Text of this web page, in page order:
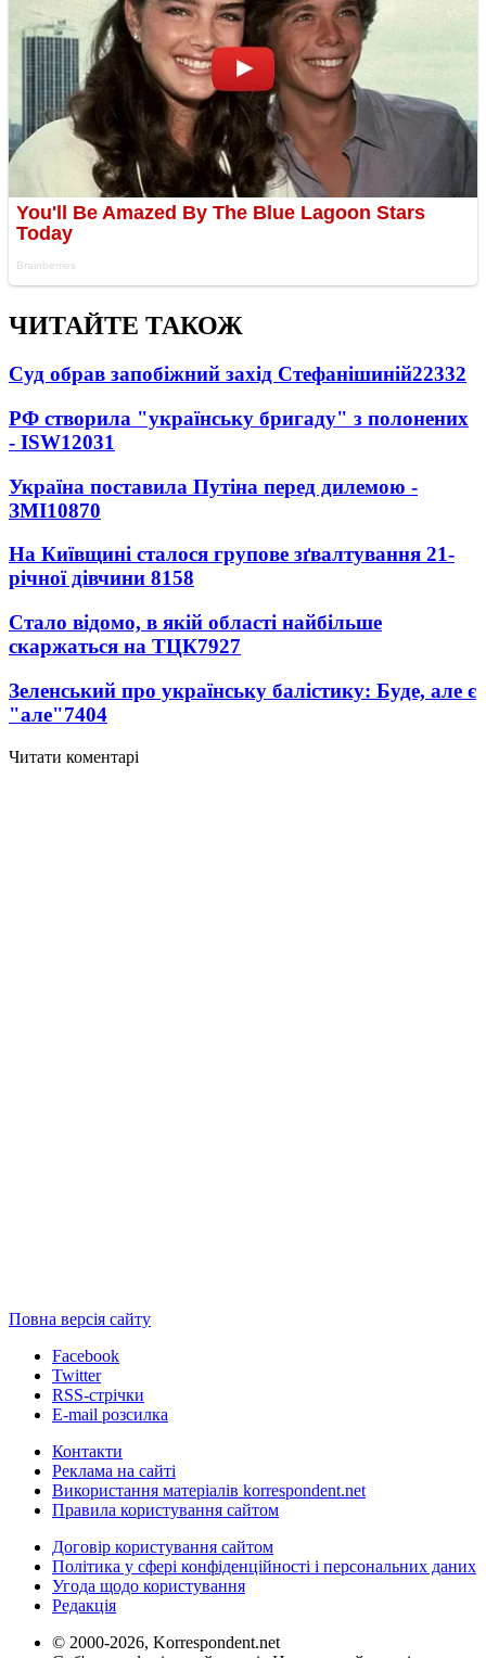
ЧИТАЙТЕ ТАКОЖ
Суд обрав запобіжний захід Стефанішиній22332
РФ створила "українську бригаду" з полонених
- ISW12031
Україна поставила Путіна перед дилемою -
ЗМІ10870
На Київщині сталося групове зґвалтування 21-
річної дівчини 8158
Стало відомо, в якій області найбільше
скаржаться на ТЦК7927
Зеленський про українську балістику: Буде, але є
"але"7404
Читати коментарі
Повна версія сайту
Facebook
Twitter
RSS-стрічки
E-mail розсилка
Контакти
Реклама на сайті
Використання матеріалів korrespondent.net
Правила користування сайтом
Договір користування сайтом
Політика у сфері конфіденційності і персональних даних
Угода щодо користування
Редакція
© 2000-2026, Korrespondent.net